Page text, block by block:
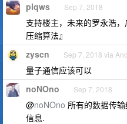
plqws Sep 7, 2018
支持楼主，未来的罗永浩
压缩算法』
zyscn Sep 7, 2018 via
量子通信应该可以
noNOno Sep 7, 2018
@noNOno 所有的数据传
信息.